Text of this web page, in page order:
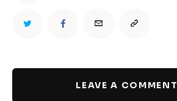
LEAVE A COMMENT